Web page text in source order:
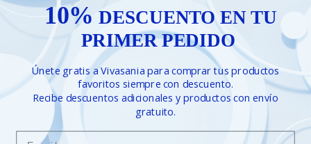
Soplador 20v.worgrip s/bat. brush.
WORGRIP
78,59€ - 29%
Cepillo nylon abr. brocha 22 mm. e-
6mm.
ALFA
4,78€
10% DESCUENTO EN TU
PRIMER PEDIDO
Únete gratis a Vivasania para comprar tus productos
favoritos siempre con descuento.
Recibe descuentos adicionales y productos con envío
gratuito.
Email